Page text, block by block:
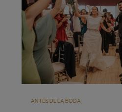
ANTES DE LA BODA